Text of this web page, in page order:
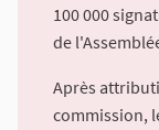
100 000
de
Après
commission,